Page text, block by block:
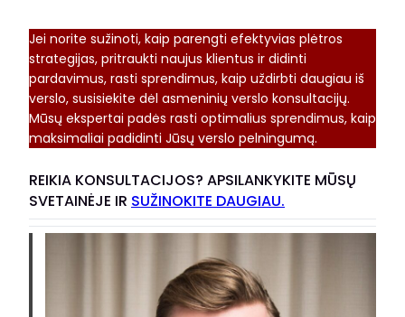
Jei norite sužinoti, kaip parengti efektyvias plėtros
strategijas, pritraukti naujus klientus ir didinti
pardavimus, rasti sprendimus, kaip uždirbti daugiau iš
verslo, susisiekite dėl asmeninių verslo konsultacijų.
Mūsų ekspertai padės rasti optimalius sprendimus, kaip
maksimaliai padidinti Jūsų verslo pelningumą.
REIKIA KONSULTACIJOS? APSILANKYKITE MŪSŲ
SVETAINĖJE IR SUŽINOKITE DAUGIAU.